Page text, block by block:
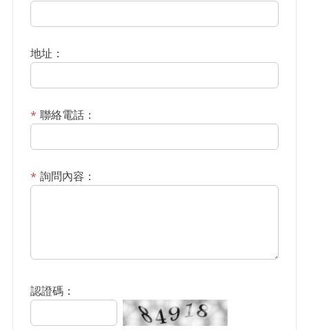
地址：
聯絡電話：
詢問內容：
認證碼：